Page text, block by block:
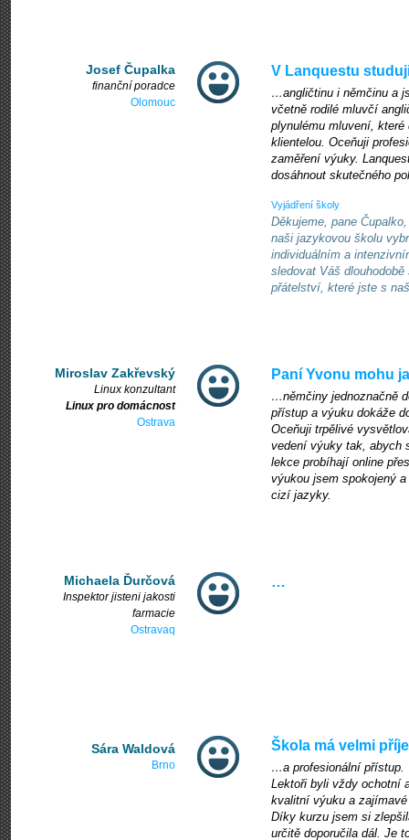
Josef Čupalka
finanční poradce
Olomouc
V Lanquestu
…angličtinu i němčinu a
včetně rodilé mluvčí
plynulému mluvení,
klientelou. Oceňuji
zaměření výuky.
dosáhnout skutečného
Vyjádření školy
Děkujeme, pane
naši jazykovou školu
individuálním a
sledovat Váš
přátelství, které jste s
Miroslav Zakřevský
Linux konzultant
Linux pro domácnost
Ostrava
Paní Yvonu mohu
…němčiny jednoznačně
přístup a výuku dokáže
Oceňuji trpělivé
vedení výuky tak, abych
lekce probíhají online
výukou jsem spokojený
cizí jazyky.
Michaela Ďurčová
Inspektor jisteni jakosti
farmacie
Ostravaq
…
Sára Waldová
Brno
Škola má velmi
…a profesionální přístup.
Lektoři byli vždy ochotní
kvalitní výuku a
Díky kurzu jsem si
určitě doporučila dál. Je